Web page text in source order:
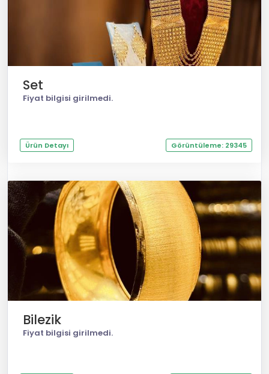
Set
Fiyat bilgisi girilmedi.
Ürün Detayı Görüntüleme: 29345
Bilezik
Fiyat bilgisi girilmedi.